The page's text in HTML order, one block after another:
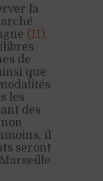
la
(11).
de
que
les
des
il
seront